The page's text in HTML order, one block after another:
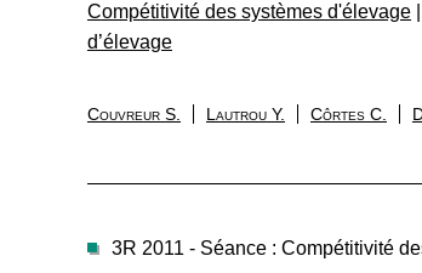
Compétitivité des systèmes d'élevage
d’élevage
Couvreur S. Lautrou Y. Côrtes C.
3R 2011 - Séance : Compétitivité